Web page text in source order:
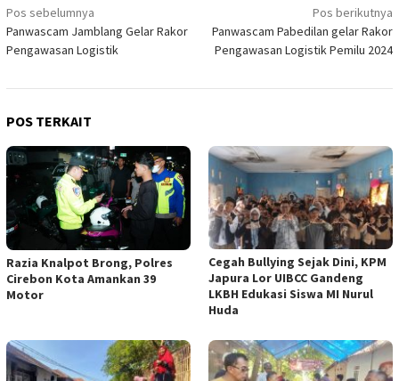
Navigasi
pos
Pos sebelumnya
Panwascam Jamblang Gelar Rakor
Pengawasan Logistik
Pos berikutnya
Panwascam Pabedilan gelar Rakor
Pengawasan Logistik Pemilu 2024
POS TERKAIT
Razia Knalpot Brong, Polres
Cirebon Kota Amankan 39
Motor
Cegah Bullying Sejak Dini, KPM
Japura Lor UIBCC Gandeng
LKBH Edukasi Siswa MI Nurul
Huda